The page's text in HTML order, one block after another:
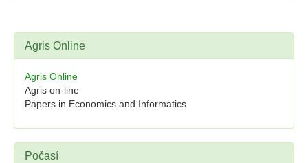
Agris Online
Agris Online
Agris on-line
Papers in Economics and Informatics
Počasí